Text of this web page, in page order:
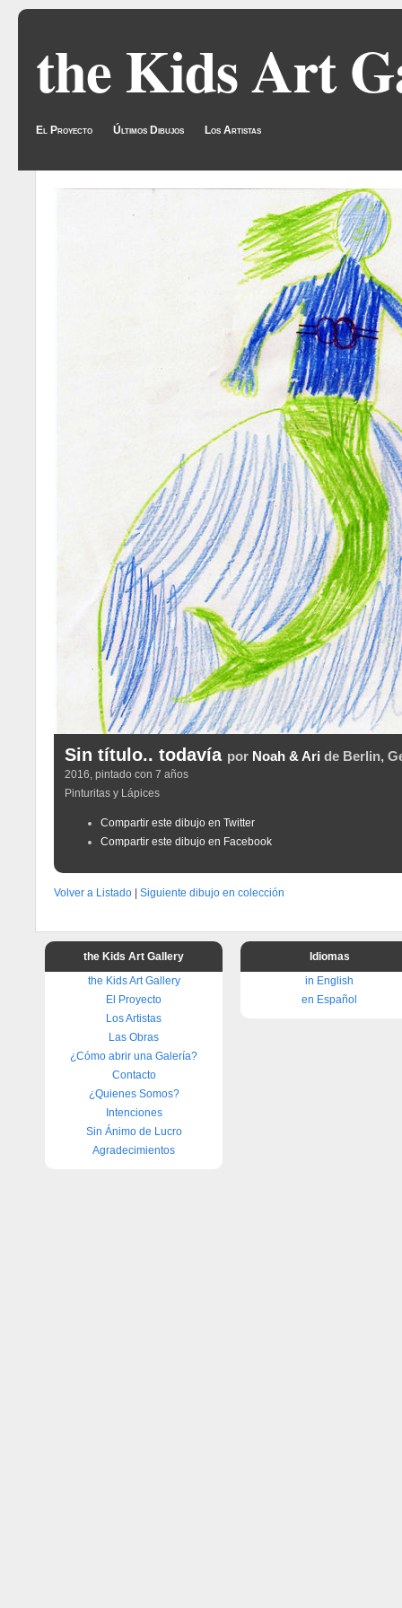
the Kids Art
El Proyecto Últimos Dibujos Los Artistas
Sin título.. todavía por Noah & Ari de Berlin,
2016, pintado con 7 años
Pinturitas y Lápices
Compartir este dibujo en Twitter
Compartir este dibujo en Facebook
Volver a Listado Siguiente dibujo en colección
the Kids Art Gallery
the Kids Art Gallery
El Proyecto
Los Artistas
Las Obras
¿Cómo abrir una Galería?
Contacto
¿Quienes Somos?
Intenciones
Sin Ánimo de Lucro
Agradecimientos
Idiomas
in English
en Español